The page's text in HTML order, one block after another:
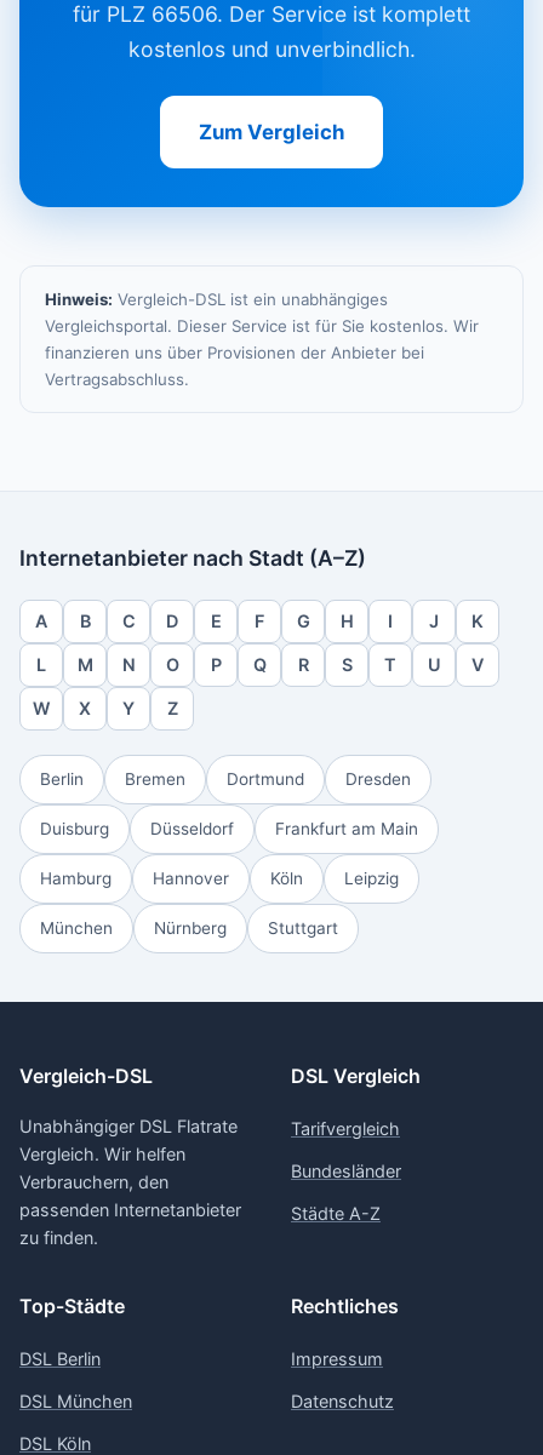
für PLZ 66506. Der Service ist komplett
kostenlos und unverbindlich.
Zum Vergleich
Hinweis: Vergleich-DSL ist ein unabhängiges
Vergleichsportal. Dieser Service ist für Sie kostenlos. Wir
finanzieren uns über Provisionen der Anbieter bei
Vertragsabschluss.
Internetanbieter nach Stadt (A–Z)
A B C D E F G H I J K
L M N O P Q R S T U V
W X Y Z
Berlin Bremen Dortmund Dresden
Duisburg Düsseldorf Frankfurt am Main
Hamburg Hannover Köln Leipzig
München Nürnberg Stuttgart
Vergleich-DSL
Unabhängiger DSL Flatrate
Vergleich. Wir helfen
Verbrauchern, den
passenden Internetanbieter
zu finden.
DSL Vergleich
Tarifvergleich
Bundesländer
Städte A-Z
Top-Städte
DSL Berlin
DSL München
DSL Köln
Rechtliches
Impressum
Datenschutz